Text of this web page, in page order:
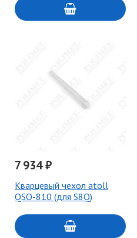
7 934 ₽
Кварцевый чехол atoll
QSO-810 (для S8Q)